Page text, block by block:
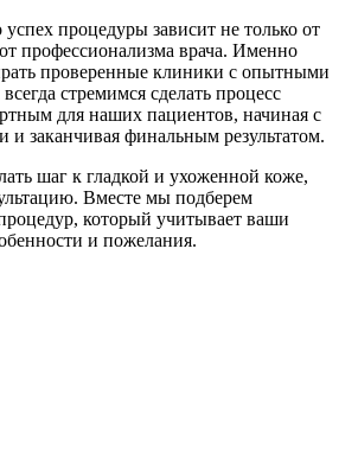
процедуры зависит не только от
профессионализма врача. Именно
проверенные клиники с опытными
стремимся сделать процесс
для наших пациентов, начиная с
и заканчивая финальным результатом.
шаг к гладкой и ухоженной коже,
Вместе мы подберем
который учитывает ваши
и пожелания.